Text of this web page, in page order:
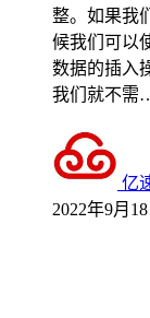
整。如果我
候我们可以
数据的插入
我们就不需
亿
2022年9月18